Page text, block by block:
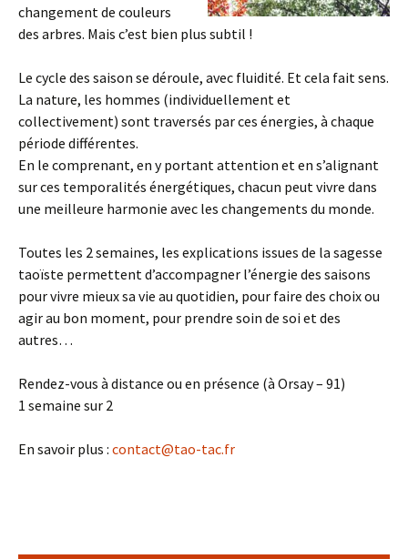
changement de couleurs
des arbres. Mais c’est bien plus subtil !
Le cycle des saison se déroule, avec fluidité. Et cela fait sens.
La nature, les hommes (individuellement et
collectivement) sont traversés par ces énergies, à chaque
période différentes.
En le comprenant, en y portant attention et en s’alignant
sur ces temporalités énergétiques, chacun peut vivre dans
une meilleure harmonie avec les changements du monde.
Toutes les 2 semaines, les explications issues de la sagesse
taoïste permettent d’accompagner l’énergie des saisons
pour vivre mieux sa vie au quotidien, pour faire des choix ou
agir au bon moment, pour prendre soin de soi et des
autres…
Rendez-vous à distance ou en présence (à Orsay – 91)
1 semaine sur 2
En savoir plus : contact@tao-tac.fr